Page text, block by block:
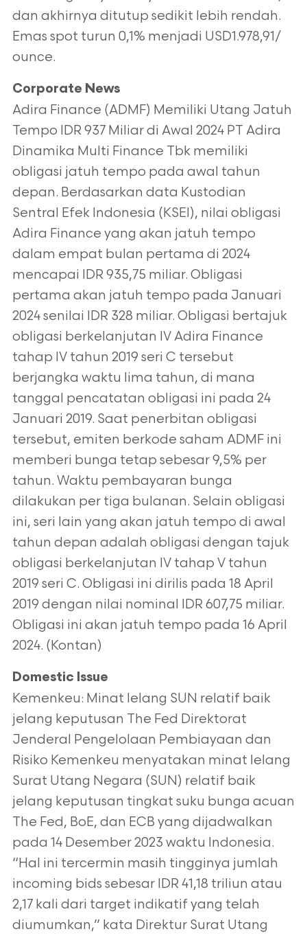
dan akhirnya ditutup sedikit lebih rendah.
Emas spot turun 0,1% menjadi USD1.978,91/
ounce.
Corporate News
Adira Finance (ADMF) Memiliki Utang Jatuh
Tempo IDR 937 Miliar di Awal 2024 PT Adira
Dinamika Multi Finance Tbk memiliki
obligasi jatuh tempo pada awal tahun
depan. Berdasarkan data Kustodian
Sentral Efek Indonesia (KSEI), nilai obligasi
Adira Finance yang akan jatuh tempo
dalam empat bulan pertama di 2024
mencapai IDR 935,75 miliar. Obligasi
pertama akan jatuh tempo pada Januari
2024 senilai IDR 328 miliar. Obligasi bertajuk
obligasi berkelanjutan IV Adira Finance
tahap IV tahun 2019 seri C tersebut
berjangka waktu lima tahun, di mana
tanggal pencatatan obligasi ini pada 24
Januari 2019. Saat penerbitan obligasi
tersebut, emiten berkode saham ADMF ini
memberi bunga tetap sebesar 9,5% per
tahun. Waktu pembayaran bunga
dilakukan per tiga bulanan. Selain obligasi
ini, seri lain yang akan jatuh tempo di awal
tahun depan adalah obligasi dengan tajuk
obligasi berkelanjutan IV tahap V tahun
2019 seri C. Obligasi ini dirilis pada 18 April
2019 dengan nilai nominal IDR 607,75 miliar.
Obligasi ini akan jatuh tempo pada 16 April
2024. (Kontan)
Domestic Issue
Kemenkeu: Minat lelang SUN relatif baik
jelang keputusan The Fed Direktorat
Jenderal Pengelolaan Pembiayaan dan
Risiko Kemenkeu menyatakan minat lelang
Surat Utang Negara (SUN) relatif baik
jelang keputusan tingkat suku bunga acuan
The Fed, BoE, dan ECB yang dijadwalkan
pada 14 Desember 2023 waktu Indonesia.
“Hal ini tercermin masih tingginya jumlah
incoming bids sebesar IDR 41,18 triliun atau
2,17 kali dari target indikatif yang telah
diumumkan,” kata Direktur Surat Utang